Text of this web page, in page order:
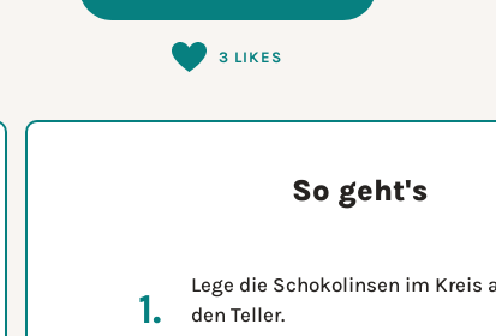
3 LIKES
So geht's
Lege die Schokolinsen im Kreis
den Teller.